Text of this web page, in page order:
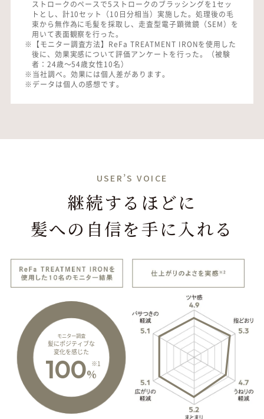
ストロークのペースで5ストロークのブラッシングを1セッ
トとし、計10セット（10日分相当）実施した。処理後の毛
束から無作為に毛髪を採取し、走査型電子顕微鏡（SEM）を
用いて表面観察を行った。
※【モニター調査方法】ReFa TREATMENT IRONを使用した
後に、効果実感について評価アンケートを行った。（被験
者：24歳〜54歳女性10名）
※当社調べ。効果には個人差があります。
※データは個人の感想です。
USER’S VOICE
継続するほどに
髪への自信を手に入れる
モニター調査
髪にポジティブな
変化を感じた
100%
※1